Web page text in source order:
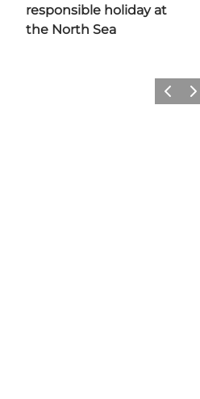
responsible holiday at
the North Sea
Previous
Next